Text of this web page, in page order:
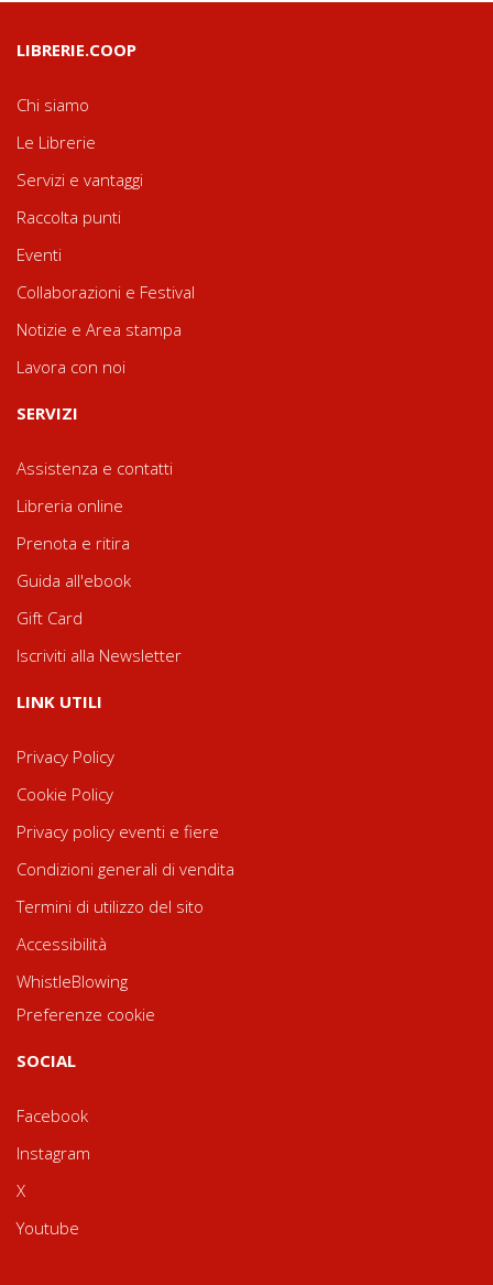
LIBRERIE.COOP
Chi siamo
Le Librerie
Servizi e vantaggi
Raccolta punti
Eventi
Collaborazioni e Festival
Notizie e Area stampa
Lavora con noi
SERVIZI
Assistenza e contatti
Libreria online
Prenota e ritira
Guida all'ebook
Gift Card
Iscriviti alla Newsletter
LINK UTILI
Privacy Policy
Cookie Policy
Privacy policy eventi e fiere
Condizioni generali di vendita
Termini di utilizzo del sito
Accessibilità
WhistleBlowing
Preferenze cookie
SOCIAL
Facebook
Instagram
X
Youtube